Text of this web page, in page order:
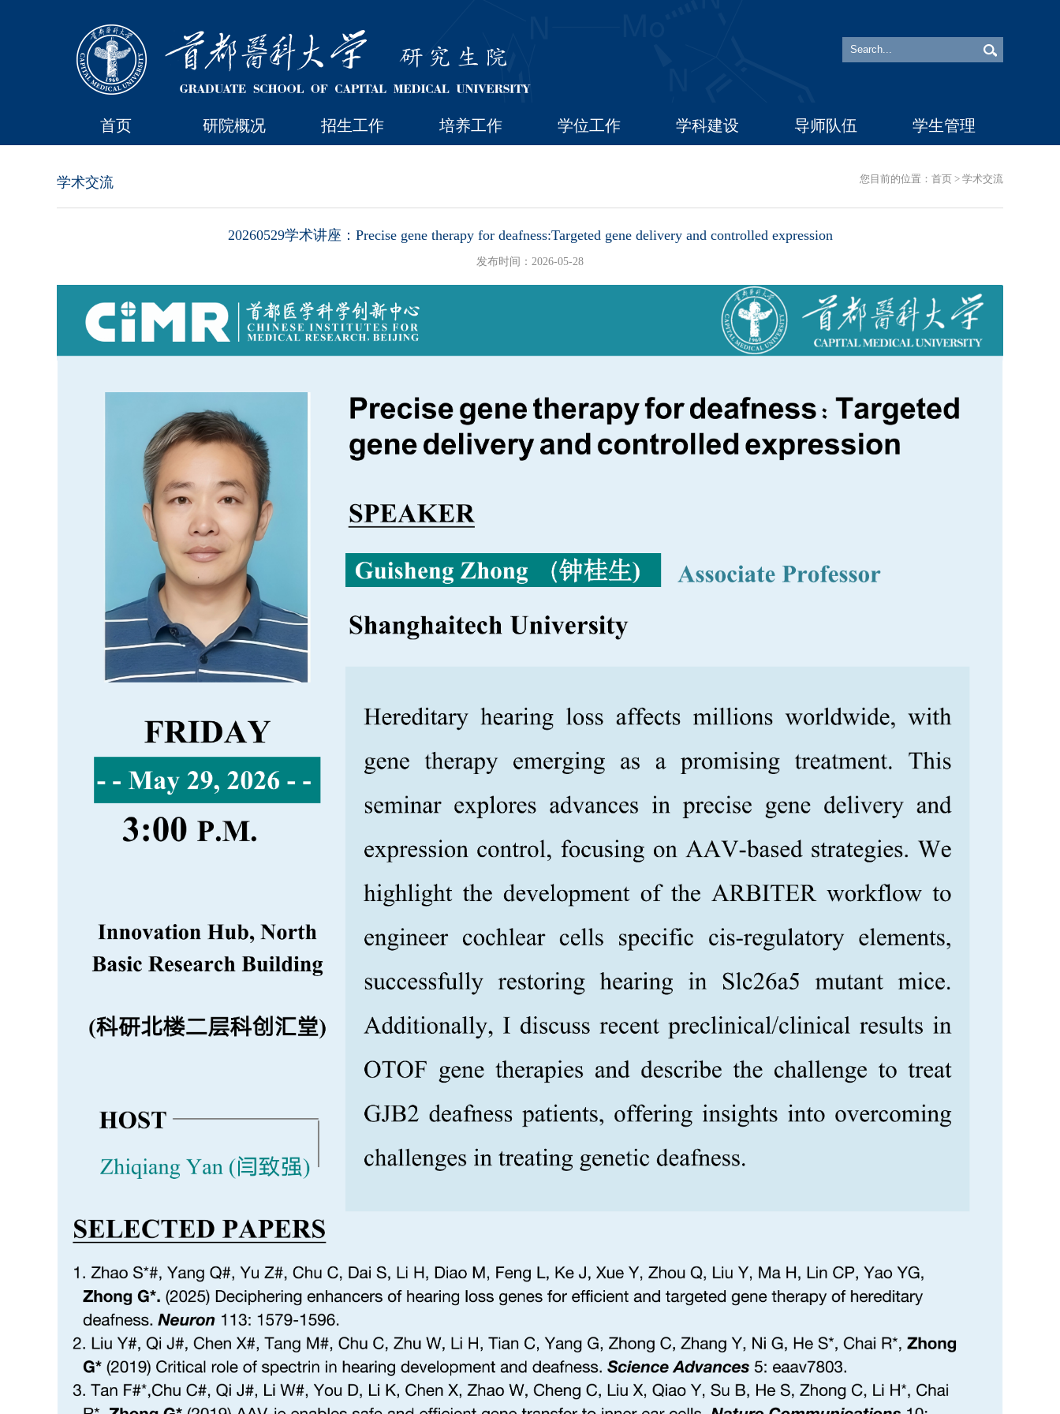
首页 研院概况 招生工作 培养工作 学位工作 学科建设 导师队伍 学生管理
您目前的位置： 首页 > 学术交流
学术交流
20260529学术讲座：Precise gene therapy for deafness:Targeted gene delivery and controlled expression
发布时间：2026-05-28